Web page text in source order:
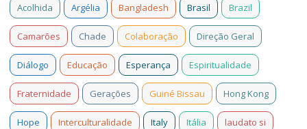
Acolhida Argélia Bangladesh Brasil Brazil
Camarões Chade Colaboração Direção Geral
Diálogo Educação Esperança Espiritualidade
Fraternidade Gerações Guiné Bissau Hong Kong
Hope Interculturalidade Italy Itália laudato si